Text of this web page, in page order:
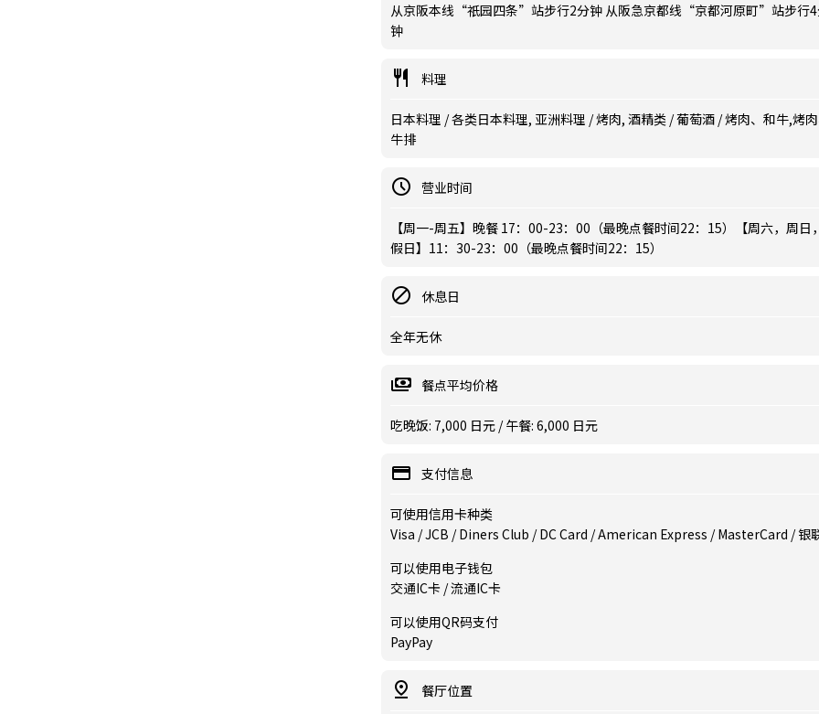
从京阪本线“祇园四条”站步行2分钟 从阪急京都线“京都河原町”站步行
钟
料理
日本料理 / 各类日本料理, 亚洲料理 / 烤肉, 酒精类 / 葡萄酒 / 烤肉、和牛,烤
牛排
营业时间
【周一-周五】晚餐 17：00-23：00（最晚点餐时间22：15）【周六，周日
假日】11：30-23：00（最晚点餐时间22：15）
休息日
全年无休
餐点平均价格
吃晚饭: 7,000 日元 / 午餐: 6,000 日元
支付信息
可使用信用卡种类
Visa / JCB / Diners Club / DC Card / American Express / MasterCard / 银
可以使用电子钱包
交通IC卡 / 流通IC卡
可以使用QR码支付
PayPay
餐厅位置